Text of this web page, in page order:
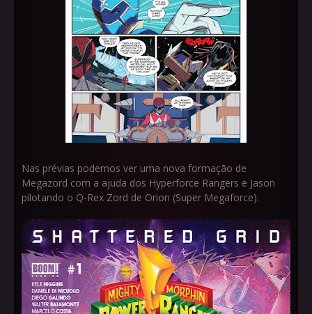
Nas prévias podemos ver uma nova formação de
Megazord com a ajuda dos Hyperforce Rangers e Jason
pilotando o Q-Rex Zord de Orion (Super Megaforce).